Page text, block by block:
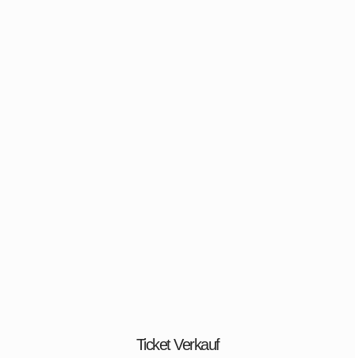
Ticket Verkauf